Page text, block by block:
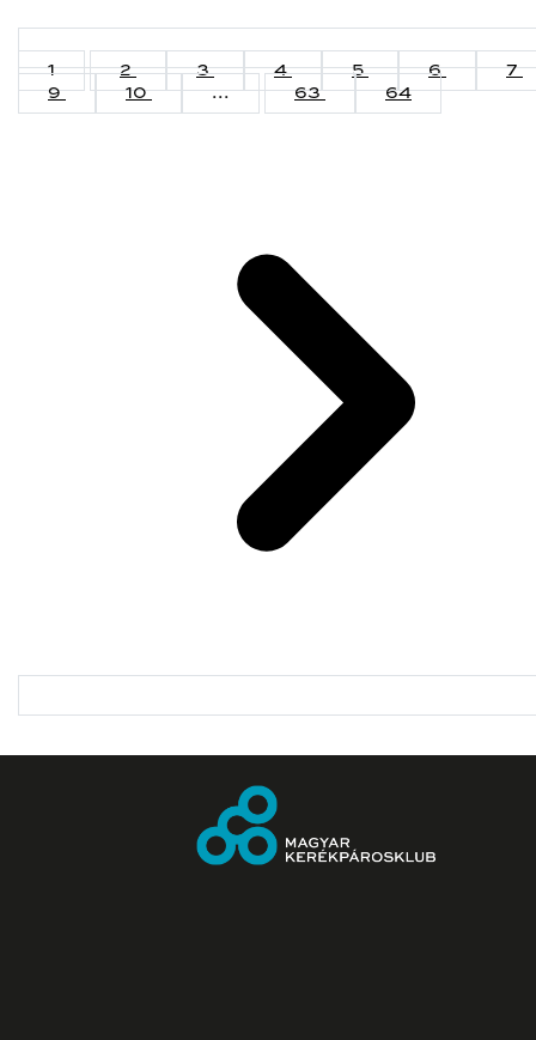
1 2 3 4 5 6
7
9
10 ... 63 64